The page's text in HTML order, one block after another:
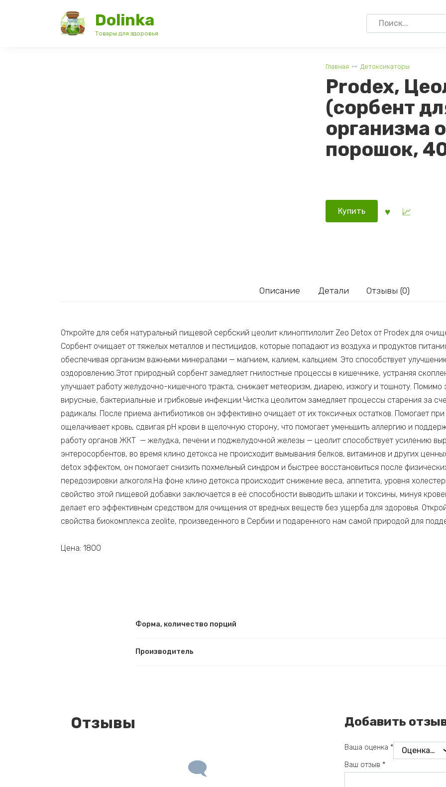
Dolinka
Товары для здоровья
Search
for:
Главная Детоксикаторы
Prodex,
(сорбент
организма
порошок,
Купить
Описание Детали Отзывы (0)
Откройте для себя натуральный пищевой сербский цеолит клиноптилолит Zeo Detox от Prodex для
Сорбент очищает от тяжелых металлов и пестицидов, которые попадают из воздуха и продуктов
обеспечивая организм важными минералами — магнием, калием, кальцием. Это способствует
оздоровлению.Этот природный сорбент замедляет гнилостные процессы в кишечнике, устраняя
улучшает работу желудочно-кишечного тракта, снижает метеоризм, диарею, изжогу и тошноту. Помимо
вирусные, бактериальные и грибковые инфекции.Чистка цеолитом замедляет процессы старения за
радикалы. После приема антибиотиков он эффективно очищает от их токсичных остатков. Помогает
ощелачивает кровь, сдвигая рН крови в щелочную сторону, что помогает уменьшить аллергию и
работу органов ЖКТ — желудка, печени и поджелудочной железы — цеолит способствует усилению
энтеросорбентов, во время клино детокса не происходит вымывания белков, витаминов и других
detox эффектом, он помогает снизить похмельный синдром и быстрее восстановиться после
передозировки алкоголя.На фоне клино детокса происходит снижение веса, аппетита, уровня
свойство этой пищевой добавки заключается в её способности выводить шлаки и токсины, минуя
делает его эффективным средством для очищения от вредных веществ без ущерба для здоровья.
свойства биокомплекса zeolite, произведенного в Сербии и подаренного нам самой природой для
Цена: 1800
Форма, количество порций
Производитель
Отзывы Добавить
Ваша оценка *
Ваш отзыв *